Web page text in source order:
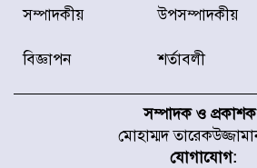
ডিএনসিসির
নবনির্বাচিত
উদ্যোগে উত্তরা
পরিষ্কার-
সম্পাদকীয় উপসম্পাদকীয়
বিজ্ঞাপন শর্তাবলী
সম্পাদক ও
মোহাম্মদ
যোগাযোগ: